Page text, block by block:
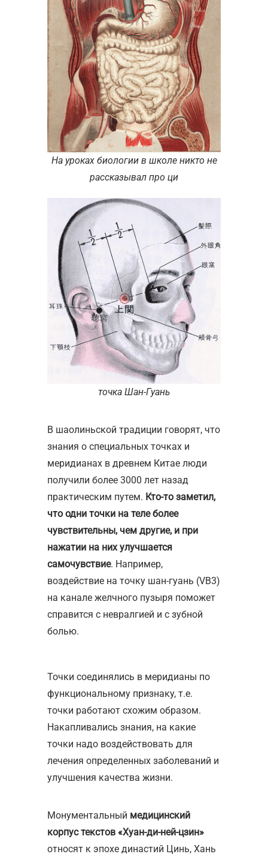
На уроках биологии в школе никто не
рассказывал про ци
точка Шан-Гуань
В шаолиньской традиции говорят, что
знания о специальных точках и
меридианах в древнем Китае люди
получили более 3000 лет назад
практическим путем. Кто-то заметил,
что одни точки на теле более
чувствительны, чем другие, и при
нажатии на них улучшается
самочувствие. Например,
воздействие на точку шан-гуань (VB3)
на канале желчного пузыря поможет
справится с невралгией и с зубной
болью.
Точки соединялись в меридианы по
функциональному признаку, т.е.
точки работают схожим образом.
Накапливались знания, на какие
точки надо воздействовать для
лечения определенных заболеваний и
улучшения качества жизни.
Монументальный медицинский
корпус текстов «Хуан-ди-ней-цзин»
относят к эпохе династий Цинь, Хань